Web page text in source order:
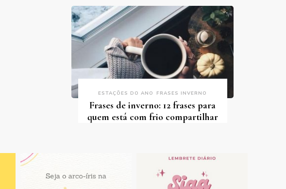
ESTAÇÕES DO ANO FRASES INVERNO
Frases de inverno: 12 frases para
quem está com frio compartilhar